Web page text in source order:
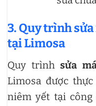
3. Quy trình
tại Limosa
Quy trình sửa
Limosa được
niêm yết tại công